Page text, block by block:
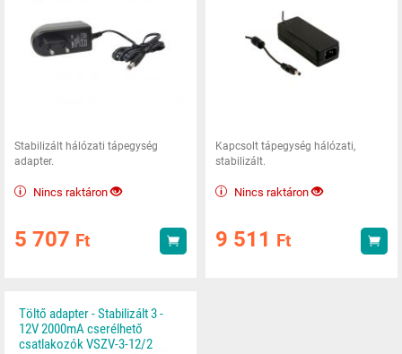
Stabilizált hálózati tápegység
adapter.
Nincs raktáron
5 707 Ft Vásárlás
Kapcsolt tápegység hálózati,
stabilizált.
Nincs raktáron
9 511 Ft
Töltő adapter - Stabilizált 3 -
12V 2000mA cserélhető
csatlakozók VSZV-3-12/2